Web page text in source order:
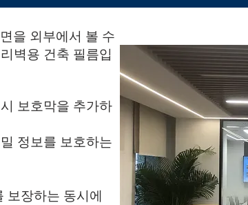
을 외부에서 볼 수
벽용 건축 필름입
보호막을 추가하
정보를 보호하는
보장하는 동시에